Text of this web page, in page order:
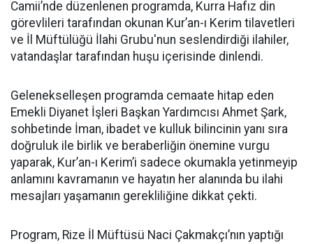
Camii’nde düzenlenen programda, Kurra Hafız din
görevlileri tarafından okunan Kur’an-ı Kerim tilavetleri
ve İl Müftülüğü İlahi Grubu'nun seslendirdiği ilahiler,
vatandaşlar tarafından huşu içerisinde dinlendi.
Gelenekselleşen programda cemaate hitap eden
Emekli Diyanet İşleri Başkan Yardımcısı Ahmet Şark,
sohbetinde İman, ibadet ve kulluk bilincinin yanı sıra
doğruluk ile birlik ve beraberliğin önemine vurgu
yaparak, Kur’an-ı Kerim’i sadece okumakla yetinmeyip
anlamını kavramanın ve hayatın her alanında bu ilahi
mesajları yaşamanın gerekliliğine dikkat çekti.
Program, Rize İl Müftüsü Naci Çakmakçı’nın yaptığı